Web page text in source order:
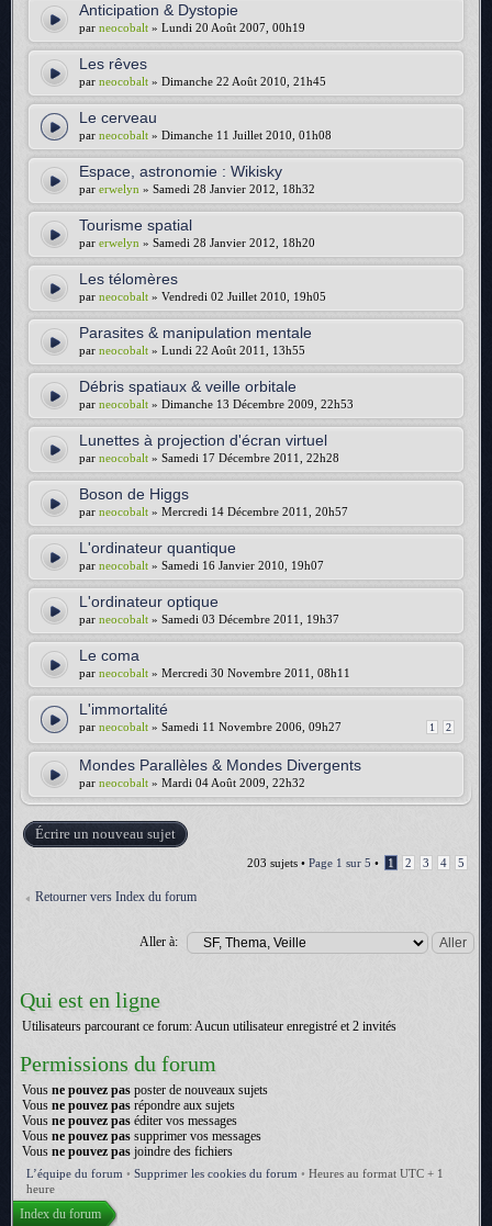
Anticipation & Dystopie
par neocobalt » Lundi 20 Août 2007, 00h19
Les rêves
par neocobalt » Dimanche 22 Août 2010, 21h45
Le cerveau
par neocobalt » Dimanche 11 Juillet 2010, 01h08
Espace, astronomie : Wikisky
par erwelyn » Samedi 28 Janvier 2012, 18h32
Tourisme spatial
par erwelyn » Samedi 28 Janvier 2012, 18h20
Les télomères
par neocobalt » Vendredi 02 Juillet 2010, 19h05
Parasites & manipulation mentale
par neocobalt » Lundi 22 Août 2011, 13h55
Débris spatiaux & veille orbitale
par neocobalt » Dimanche 13 Décembre 2009, 22h53
Lunettes à projection d'écran virtuel
par neocobalt » Samedi 17 Décembre 2011, 22h28
Boson de Higgs
par neocobalt » Mercredi 14 Décembre 2011, 20h57
L'ordinateur quantique
par neocobalt » Samedi 16 Janvier 2010, 19h07
L'ordinateur optique
par neocobalt » Samedi 03 Décembre 2011, 19h37
Le coma
par neocobalt » Mercredi 30 Novembre 2011, 08h11
L'immortalité
1 2
par neocobalt » Samedi 11 Novembre 2006, 09h27
Mondes Parallèles & Mondes Divergents
par neocobalt » Mardi 04 Août 2009, 22h32
Écrire un nouveau sujet
203 sujets • Page 1 sur 5 • 1 2 3 4 5
Retourner vers Index du forum
Aller à:
Qui est en ligne
Utilisateurs parcourant ce forum: Aucun utilisateur enregistré et 2 invités
Permissions du forum
Vous ne pouvez pas poster de nouveaux sujets
Vous ne pouvez pas répondre aux sujets
Vous ne pouvez pas éditer vos messages
Vous ne pouvez pas supprimer vos messages
Vous ne pouvez pas joindre des fichiers
L’équipe du forum • Supprimer les cookies du forum • Heures au format UTC + 1
heure
Index du forum